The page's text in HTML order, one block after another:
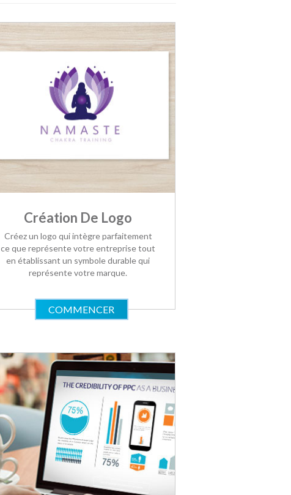
Création De Logo
Créez un logo qui intègre parfaitement
ce que représente votre entreprise tout
en établissant un symbole durable qui
représente votre marque.
COMMENCER